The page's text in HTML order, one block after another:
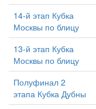
14-й этап Кубка
Москвы по блицу
13-й этап Кубка
Москвы по блицу
Полуфинал 2
этапа Кубка Дубны